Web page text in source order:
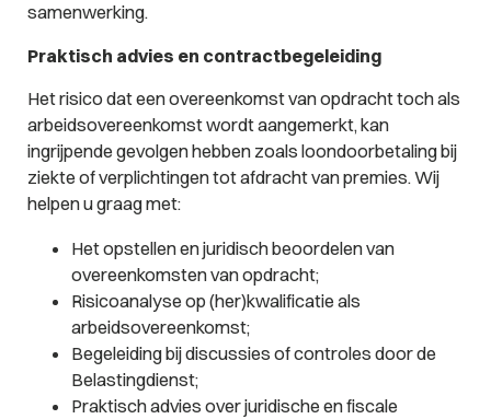
samenwerking.
Praktisch advies en contractbegeleiding
Het risico dat een overeenkomst van opdracht toch als
arbeidsovereenkomst wordt aangemerkt, kan
ingrijpende gevolgen hebben zoals loondoorbetaling bij
ziekte of verplichtingen tot afdracht van premies. Wij
helpen u graag met:
Het opstellen en juridisch beoordelen van
overeenkomsten van opdracht;
Risicoanalyse op (her)kwalificatie als
arbeidsovereenkomst;
Begeleiding bij discussies of controles door de
Belastingdienst;
Praktisch advies over juridische en fiscale